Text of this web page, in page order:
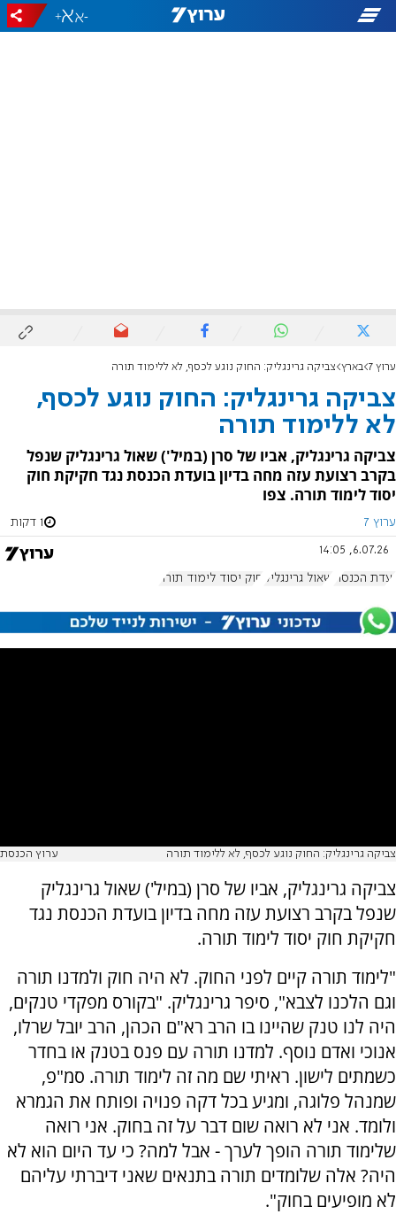
-
+
ערוץ 7 בארץ צביקה גרינגליק: החוק נוגע לכסף, לא ללימוד תורה
צביקה גרינגליק: החוק נוגע לכסף,
לא ללימוד תורה
צביקה גרינגליק, אביו של סרן (במיל') שאול גרינגליק שנפל
בקרב רצועת עזה מחה בדיון בועדת הכנסת נגד חקיקת חוק
יסוד לימוד תורה. צפו
ערוץ 7 1 דקות
6.07.26, 14:05
ועדת הכנסת שאול גרינגליק חוק יסוד לימוד תורה
צביקה גרינגליק: החוק נוגע לכסף, לא ללימוד תורה ערוץ הכנסת
צביקה גרינגליק, אביו של סרן (במיל') שאול גרינגליק
שנפל בקרב רצועת עזה מחה בדיון בועדת הכנסת נגד
חקיקת חוק יסוד לימוד תורה.
"לימוד תורה קיים לפני החוק. לא היה חוק ולמדנו תורה
וגם הלכנו לצבא", סיפר גרינגליק. "בקורס מפקדי טנקים,
היה לנו טנק שהיינו בו הרב רא"ם הכהן, הרב יובל שרלו,
אנוכי ואדם נוסף. למדנו תורה עם פנס בטנק או בחדר
כשמתים לישון. ראיתי שם מה זה לימוד תורה. סמ"פ,
שמנהל פלוגה, ומגיע בכל דקה פנויה ופותח את הגמרא
ולומד. אני לא רואה שום דבר על זה בחוק. אני רואה
שלימוד תורה הופך לערך - אבל למה? כי עד היום הוא לא
היה? אלה שלומדים תורה בתנאים שאני דיברתי עליהם
לא מופיעים בחוק".